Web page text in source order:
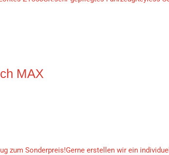
MAX
zum Sonderpreis!Gerne erstellen wir ein